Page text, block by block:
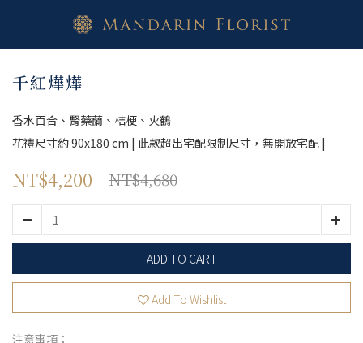
千紅燁燁
香水百合、腎藥蘭、桔梗、火鶴
花禮尺寸約 90x180 cm | 此款超出宅配限制尺寸，無開放宅配 |
NT$4,200 NT$4,680
ADD TO CART
Add To Wishlist
注意事項：